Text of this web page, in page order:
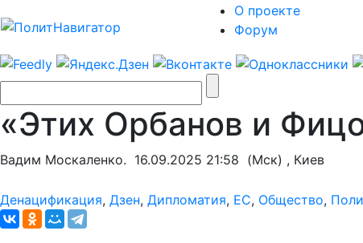
О проекте
Форум
«Этих Орбанов и
Вадим Москаленко. 16.09.2025 21:58 (Мск) , Киев
Денацификация, Дзен, Дипломатия, ЕС, Общество,